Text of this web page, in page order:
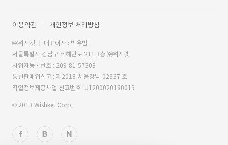
이용약관 개인정보 처리방침
㈜위시켓
대표이사 : 박우범
서울특별시 강남구 테헤란로 211 3층 ㈜위시켓
사업자등록번호 : 209-81-57303
통신판매업신고 : 제2018-서울강남-02337 호
직업정보제공사업 신고번호 : J1200020180019
© 2013 Wishket Corp.